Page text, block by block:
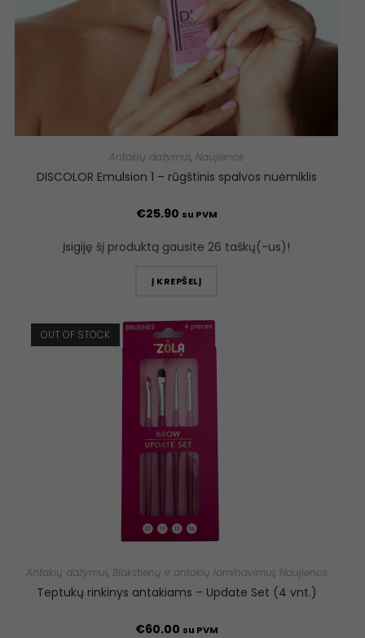
Antakių dažymui, Naujienos
DISCOLOR Emulsion 1 – rūgštinis spalvos nuėmiklis
€25.90 su PVM
Įsigiję šį produktą gausite 26 taškų(-us)!
Į KREPŠELĮ
OUT OF STOCK
Antakių dažymui, Blakstienų ir antakių laminavimui, Naujienos
Teptukų rinkinys antakiams – Update Set (4 vnt.)
€60.00 su PVM